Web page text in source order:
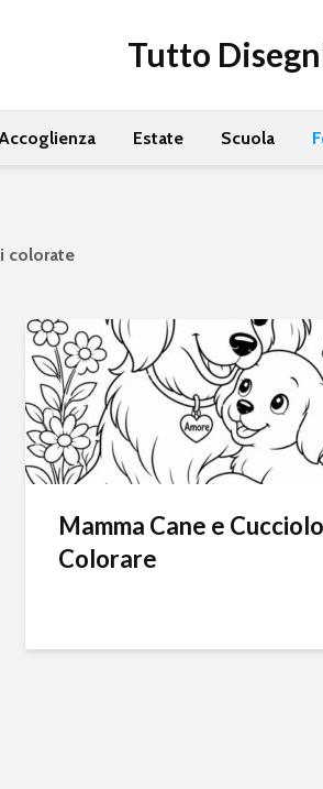
Tutto
Estate Scuola
colorate
Mamma Cane e
Colorare